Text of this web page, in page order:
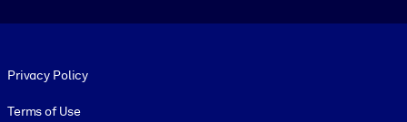
Privacy Policy
Terms of Use